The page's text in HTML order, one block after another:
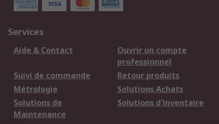
Services
Aide & Contact
Ouvrir un compte
professionnel
Suivi de commande
Retour produits
Métrologie
Solutions Achats
Solutions de
Maintenance
Solutions d'inventaire